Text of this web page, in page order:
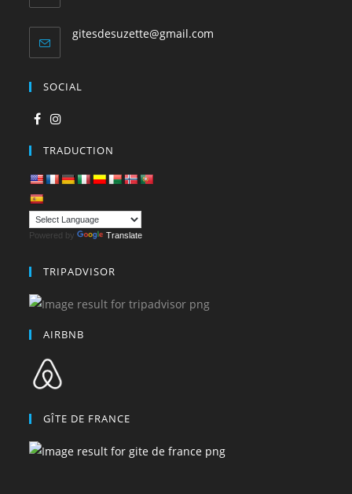
gitesdesuzette@gmail.com
SOCIAL
TRADUCTION
Powered by Translate
TRIPADVISOR
AIRBNB
GÎTE DE FRANCE